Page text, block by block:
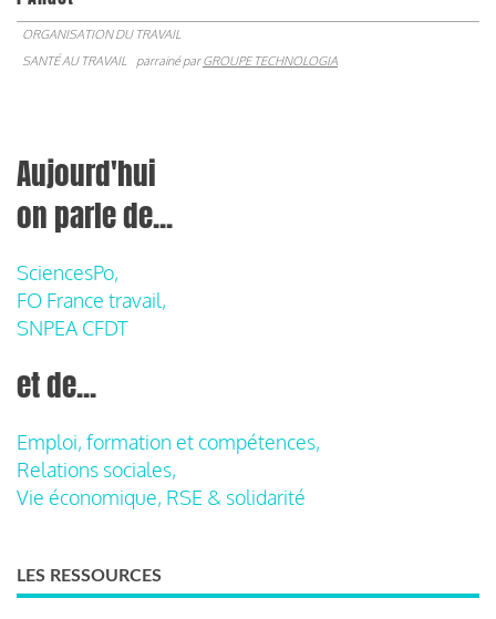
ORGANISATION DU TRAVAIL
SANTÉ AU TRAVAIL
parrainé parGROUPE TECHNOLOGIA
Aujourd'hui
on parle de...
SciencesPo,
FO France travail,
SNPEA CFDT
et de...
Emploi, formation et compétences,
Relations sociales,
Vie économique, RSE & solidarité
LES RESSOURCES